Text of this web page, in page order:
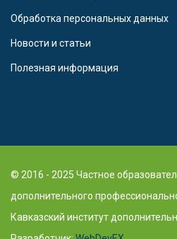
Обработка персональных данных
Новости и статьи
Полезная информация
© 2016 - 2025 Частное
дополнительного
Кавказский институт